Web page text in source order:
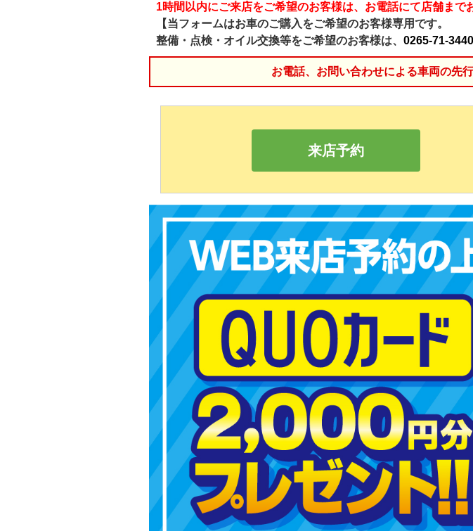
1時間以内にご来店をご希望のお客様は、お電話にて店舗まで
【当フォームはお車のご購入をご希望のお客様専用です。
整備・点検・オイル交換等をご希望のお客様は、 0265-71-3440
お電話、お問い合わせによる車両の先
来店予約